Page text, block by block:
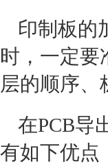
印制板的
时，一定要
层的顺序、
在PCB导
有如下优点